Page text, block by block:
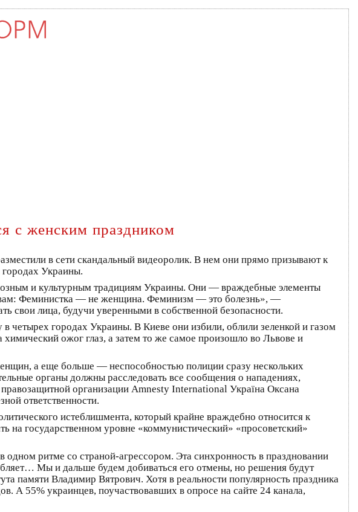
с женским праздником
в сети скандальный видеоролик. В нем они прямо призывают к
городах Украины.
и культурным традициям Украины. Они — враждебные элементы
вам: Феминистка — не женщина. Феминизм — это болезнь», —
свои лица, будучи уверенными в собственной безопасности.
четырех городах Украины. В Киеве они избили, облили зеленкой и газом
ожог глаз, а затем то же самое произошло во Львове и
а еще больше — неспособностью полиции сразу нескольких
органы должны расследовать все сообщения о нападениях,
организации Amnesty International Україна Оксана
ответственности.
истеблишмента, который крайне враждебно относится к
государственном уровне «коммунистический» «просоветский»
ритме со страной-агрессором. Эта синхронность в праздновании
Мы и дальше будем добиваться его отмены, но решения будут
памяти Владимир Вятрович. Хотя в реальности популярность праздника
А 55% украинцев, поучаствовавших в опросе на сайте 24 канала,